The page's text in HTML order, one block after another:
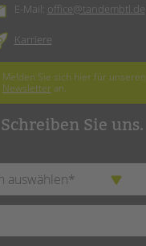
E-Mail: office@tandembtl.de
Karriere
Melden Sie sich hier für unseren
Newsletter an.
Schreiben Sie uns.